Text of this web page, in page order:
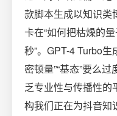
款脚本生成以知识类
卡在“如何把枯燥的
秒”。GPT-4 Turbo
密顿量”“基态”要么
乏专业性与传播性的
构我们正在为抖音知